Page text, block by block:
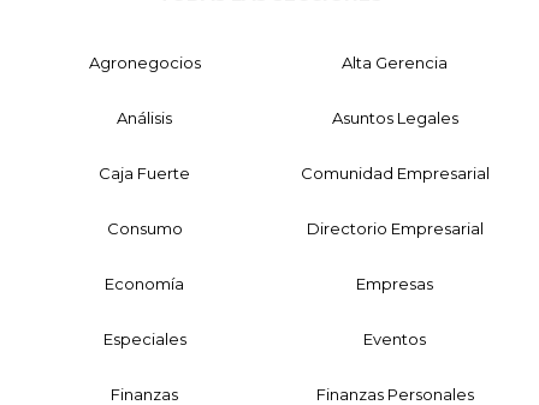
Agronegocios Alta Gerencia
Análisis Asuntos Legales
Caja Fuerte Comunidad Empresarial
Consumo Directorio Empresarial
Economía Empresas
Especiales Eventos
Finanzas Finanzas Personales